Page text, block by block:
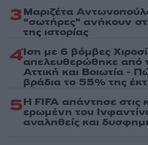
3Μαριζέτα
“σωτήρες” ανήκουν
της ιστορίας
4Ίση με 6 βόμβες
απελευθερώθηκε από
Αττική και Βοιωτία -
βράδια το 55% της
5Η FIFA απάντησε στις
ερωμένη του
αναληθείς και